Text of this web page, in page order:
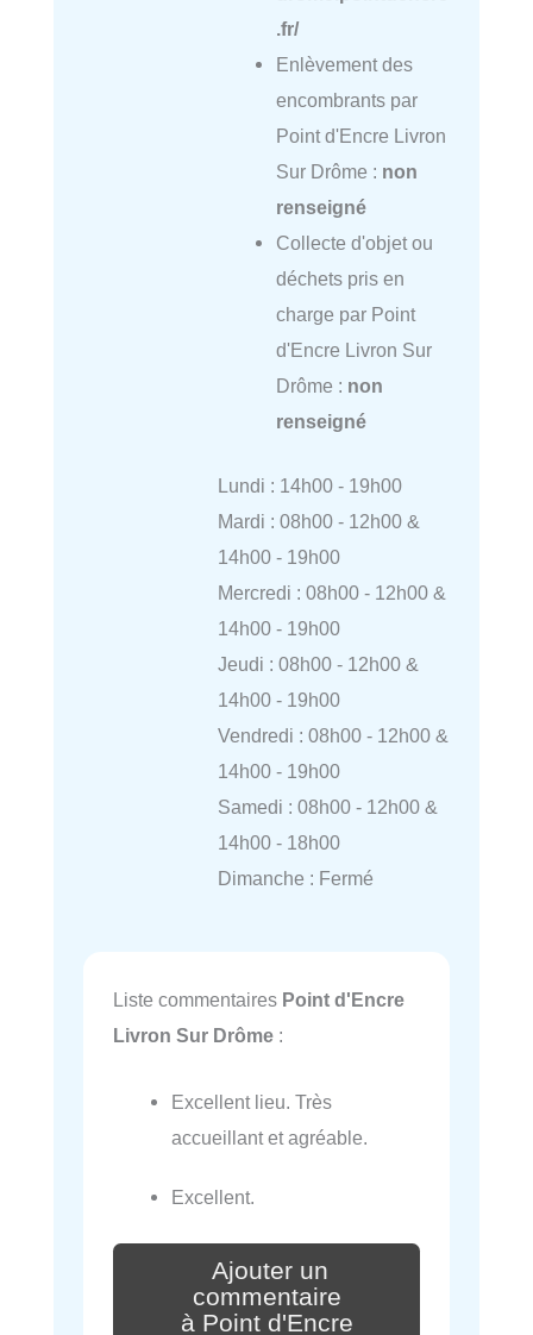
.fr/
Enlèvement des
encombrants par
Point d'Encre Livron
Sur Drôme : non
renseigné
Collecte d'objet ou
déchets pris en
charge par Point
d'Encre Livron Sur
Drôme : non
renseigné
Lundi : 14h00 - 19h00
Mardi : 08h00 - 12h00 &
14h00 - 19h00
Mercredi : 08h00 - 12h00 &
14h00 - 19h00
Jeudi : 08h00 - 12h00 &
14h00 - 19h00
Vendredi : 08h00 - 12h00 &
14h00 - 19h00
Samedi : 08h00 - 12h00 &
14h00 - 18h00
Dimanche : Fermé
Liste commentaires Point d'Encre
Livron Sur Drôme :
Excellent lieu. Très
accueillant et agréable.
Excellent.
Ajouter un
commentaire
à Point d'Encre